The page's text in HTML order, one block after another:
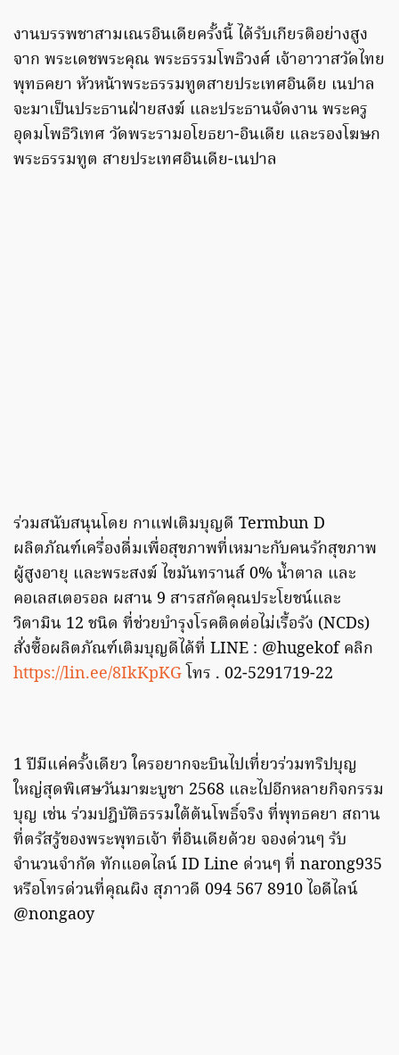
งานบรรพชาสามเณรอินเดียครั้งนี้ ได้รับเกียรติอย่างสูง
จาก พระเดชพระคุณ พระธรรมโพธิวงศ์ เจ้าอาวาสวัดไทย
พุทธคยา หัวหน้าพระธรรมทูตสายประเทศอินดีย เนปาล
จะมาเป็นประธานฝ่ายสงฆ์ และประธานจัดงาน พระครู
อุดมโพธิวิเทศ วัดพระรามอโยธยา-อินเดีย และรองโฆษก
พระธรรมทูต สายประเทศอินเดีย-เนปาล
ร่วมสนับสนุนโดย กาแฟเติมบุญดี Termbun D
ผลิตภัณฑ์เครื่องดื่มเพื่อสุขภาพที่เหมาะกับคนรักสุขภาพ
ผู้สูงอายุ และพระสงฆ์ ไขมันทรานส์ 0% นํ้าตาล และ
คอเลสเตอรอล ผสาน 9 สารสกัดคุณประโยชน์และ
วิตามิน 12 ชนิด ที่ช่วยบํารุงโรคติดต่อไม่เรื้อรัง (NCDs)
สั่งซื้อผลิตภัณฑ์เติมบุญดีได้ที่ LINE : @hugekof คลิก
https://lin.ee/8IkKpKG โทร . 02-5291719-22
1 ปีมีแค่ครั้งเดียว ใครอยากจะบินไปเที่ยวร่วมทริปบุญ
ใหญ่สุดพิเศษวันมาฆะบูชา 2568 และไปอีกหลายกิจกรรม
บุญ เช่น ร่วมปฎิบัติธรรมใต้ต้นโพธิ์จริง ที่พุทธคยา สถาน
ที่ตรัสรู้ของพระพุทธเจ้า ที่อินเดียด้วย จองด่วนๆ รับ
จำนวนจำกัด ทักแอดไลน์ ID Line ด่วนๆ ที่ narong935
หรือโทรด่วนที่คุณผิง สุภาวดี 094 567 8910 ไอดีไลน์
@nongaoy